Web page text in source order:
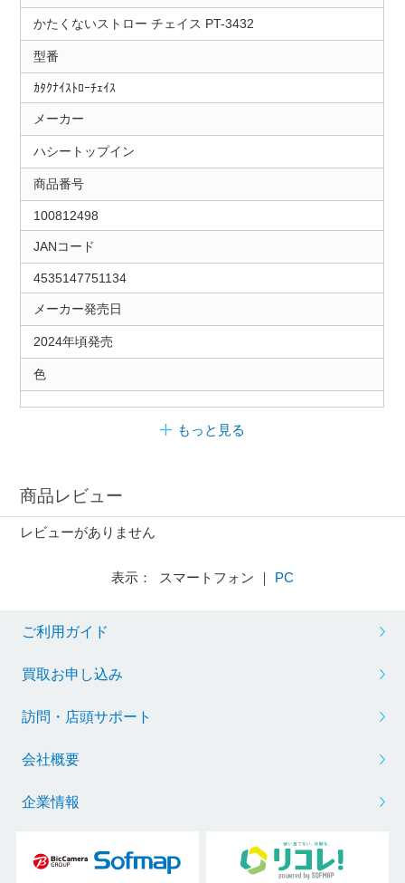
かたくないストロー チェイス PT-3432
型番
ｶﾀｸﾅｲｽﾄﾛｰﾁｪｲｽ
メーカー
ハシートップイン
商品番号
100812498
JANコード
4535147751134
メーカー発売日
2024年頃発売
色
もっと見る
商品レビュー
レビューがありません
表示： スマートフォン ｜ PC
ご利用ガイド
買取お申し込み
訪問・店頭サポート
会社概要
企業情報